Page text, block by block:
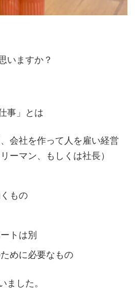
いますか？
事」とは
会社を作って人を雇い経営
ーマン、もしくは社長）
もの
トは別
めに必要なもの
ました。